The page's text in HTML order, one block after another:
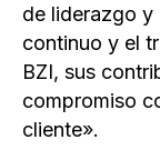
de liderazgo y
continuo y el
BZI, sus
compromiso
cliente».